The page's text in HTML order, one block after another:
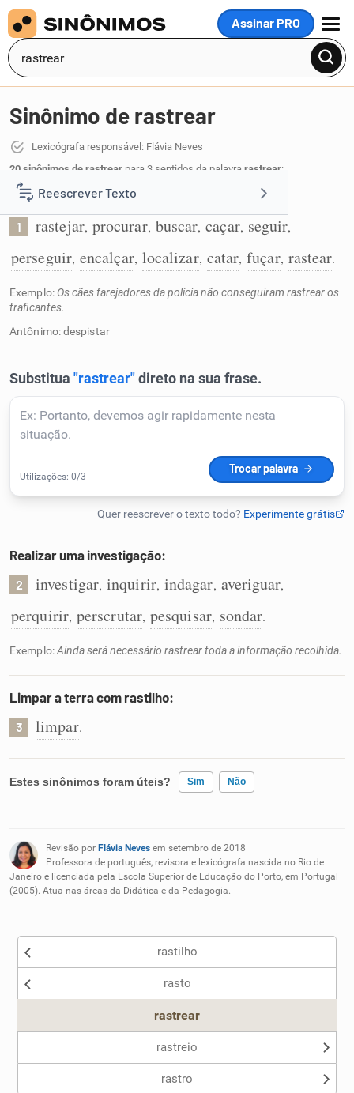
Assinar PRO
MENU
Reescrever Texto
Resumir Texto
Detector de IA
Humanizador de IA
Caça-palavras
Sinônimo de rastrear
Lexicógrafa responsável: Flávia Neves
20 sinônimos de rastrear para 3 sentidos da palavra rastrear:
Ir no rastro de:
1 rastejar, procurar, buscar, caçar, seguir,
perseguir, encalçar, localizar, catar, fuçar, rastear.
Exemplo: Os cães farejadores da polícia não conseguiram rastrear os
traficantes.
Antônimo: despistar
Realizar uma investigação:
2 investigar, inquirir, indagar, averiguar,
perquirir, perscrutar, pesquisar, sondar.
Exemplo:Ainda será necessário rastrear toda a informação recolhida.
Limpar a terra com rastilho:
3 limpar.
Estes sinônimos foram úteis? Sim Não
Nenhum dos sinônimos apresentados me ajudou
Outro
Revisão por Flávia Neves em setembro de 2018
Professora de português, revisora e lexicógrafa nascida no Rio de
Janeiro e licenciada pela Escola Superior de Educação do Porto, em Portugal
(2005). Atua nas áreas da Didática e da Pedagogia.
rastilho
rasto
rastrear
rastreio
rastro